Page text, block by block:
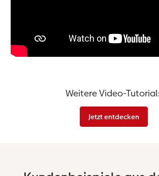
Weitere Video-
Jetzt entdecken